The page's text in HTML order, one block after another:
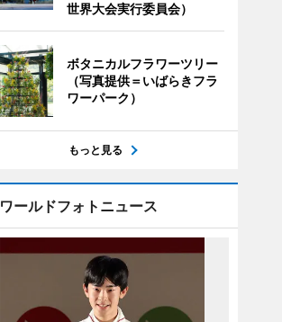
世界大会実行委員会）
ボタニカルフラワーツリー
（写真提供＝いばらきフラ
ワーパーク）
もっと見る
ワールドフォトニュース